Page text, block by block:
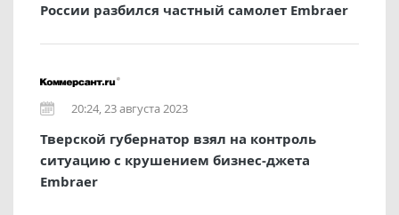
России разбился частный самолет Embraer
20:24, 23 августа 2023
Тверской губернатор взял на контроль
ситуацию с крушением бизнес-джета
Embraer